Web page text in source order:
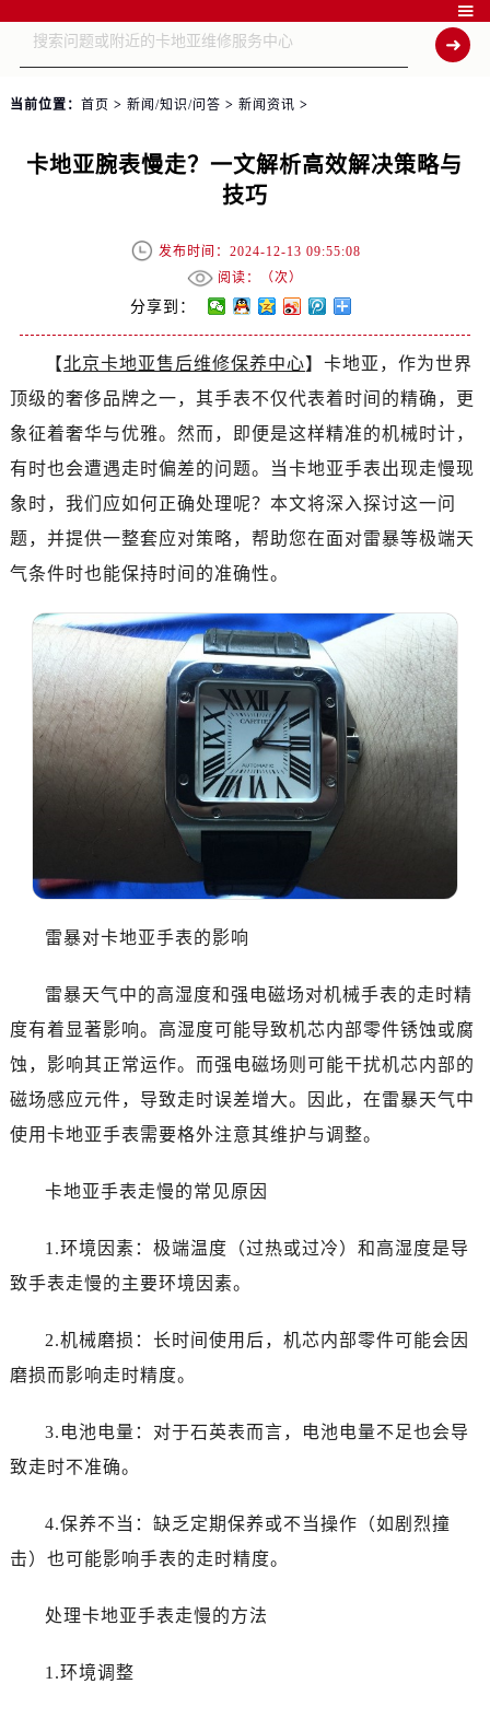

当前位置： 首页 > 新闻/知识/问答 > 新闻资讯 >
卡地亚腕表慢走？一文解析高效解决策略与
技巧
发布时间：2024-12-13 09:55:08
阅读：（次）
分享到：
【北京卡地亚售后维修保养中心】卡地亚，作为世界
顶级的奢侈品牌之一，其手表不仅代表着时间的精确，更
象征着奢华与优雅。然而，即便是这样精准的机械时计，
有时也会遭遇走时偏差的问题。当卡地亚手表出现走慢现
象时，我们应如何正确处理呢？本文将深入探讨这一问
题，并提供一整套应对策略，帮助您在面对雷暴等极端天
气条件时也能保持时间的准确性。
雷暴对卡地亚手表的影响
雷暴天气中的高湿度和强电磁场对机械手表的走时精
度有着显著影响。高湿度可能导致机芯内部零件锈蚀或腐
蚀，影响其正常运作。而强电磁场则可能干扰机芯内部的
磁场感应元件，导致走时误差增大。因此，在雷暴天气中
使用卡地亚手表需要格外注意其维护与调整。
卡地亚手表走慢的常见原因
1.环境因素：极端温度（过热或过冷）和高湿度是导
致手表走慢的主要环境因素。
2.机械磨损：长时间使用后，机芯内部零件可能会因
磨损而影响走时精度。
3.电池电量：对于石英表而言，电池电量不足也会导
致走时不准确。
4.保养不当：缺乏定期保养或不当操作（如剧烈撞
击）也可能影响手表的走时精度。
处理卡地亚手表走慢的方法
1.环境调整